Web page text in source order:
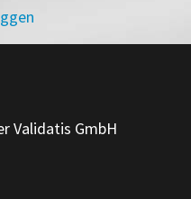
Validatis GmbH